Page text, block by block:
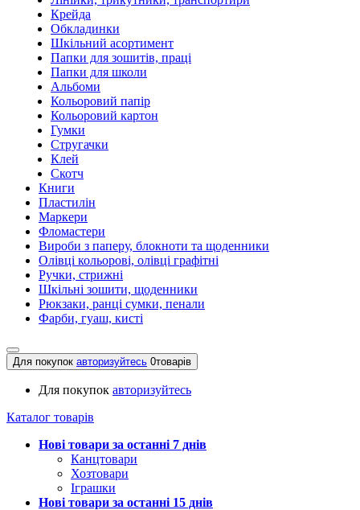
Крейда
Обкладинки
Шкільний асортимент
Папки для зошитів, праці
Папки для школи
Альбоми
Кольоровий папір
Кольоровий картон
Гумки
Стругачки
Клей
Скотч
Книги
Пластилін
Маркери
Фломастери
Вироби з паперу, блокноти та щоденники
Олівці кольорові, олівці графітні
Ручки, стрижні
Шкільні зошити, щоденники
Рюкзаки, ранці сумки, пенали
Фарби, гуаш, кисті
Для покупок авторизуйтесь 0товарів
Для покупок авторизуйтесь
Каталог товарів
Нові товари за останнi 7 днiв
Канцтовари
Хозтовари
Іграшки
Нові товари за останнi 15 днiв